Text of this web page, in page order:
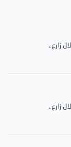
زارع..
زارع..